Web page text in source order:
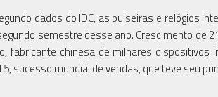
dados do IDC, as pulseiras e relógios
semestre desse ano. Crescimento de
fabricante chinesa de milhares
5, sucesso mundial de vendas, que teve seu